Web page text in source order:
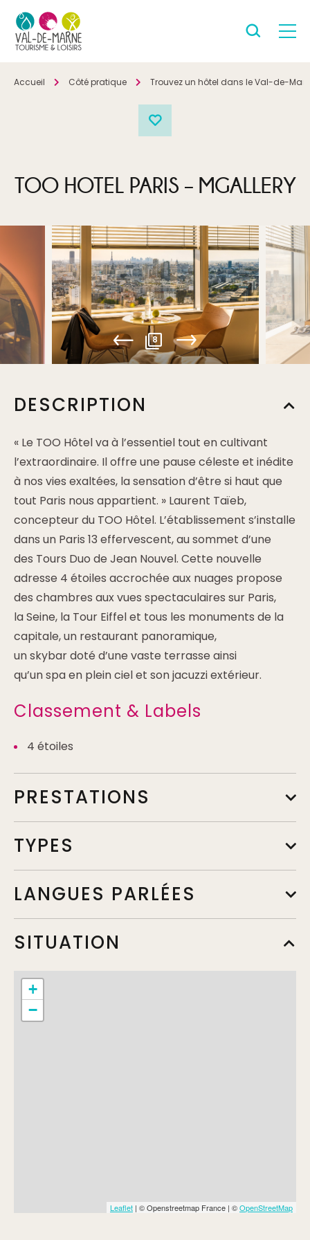
Accueil Côté pratique Trouvez un hôtel dans le Val-de-
TOO HOTEL PARIS – MGALLERY
8
DESCRIPTION
« Le TOO Hôtel va à l’essentiel tout en cultivant
l’extraordinaire. Il offre une pause céleste et inédite
à nos vies exaltées, la sensation d’être si haut que
tout Paris nous appartient. » Laurent Taïeb,
concepteur du TOO Hôtel. L’établissement s’installe
dans un Paris 13 effervescent, au sommet d’une
des Tours Duo de Jean Nouvel. Cette nouvelle
adresse 4 étoiles accrochée aux nuages propose
des chambres auxvues spectaculaires sur Paris,
laSeine, la Tour Eiffelet tous les monuments de la
capitale, un restaurant panoramique,
unskybardoté d’une vaste terrasse ainsi
qu’unspaen plein ciel et sonjacuzzi extérieur.
Classement & Labels
4 étoiles
PRESTATIONS
TYPES
LANGUES PARLÉES
SITUATION
+
−
Leaflet | © Openstreetmap France | ©OpenStreetMap